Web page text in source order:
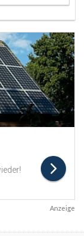
Anzeige